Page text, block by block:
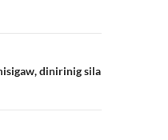
dinirinig sila